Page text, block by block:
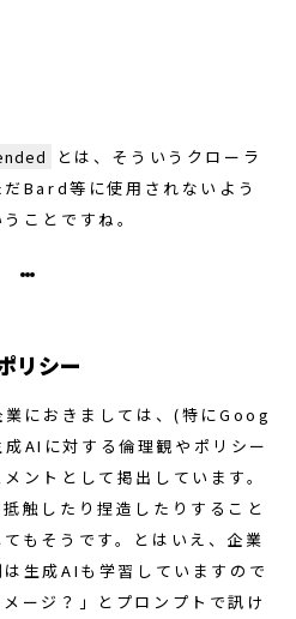
とは、そういうクローラ
Bard等に使用されないよう
ことですね。
リシー
におきましては、(特にGoog
AIに対する倫理観やポリシー
ントとして掲出しています。
触したり捏造したりすること
もそうです。とはいえ、企業
生成AIも学習していますので
ージ？」とプロンプトで訊け